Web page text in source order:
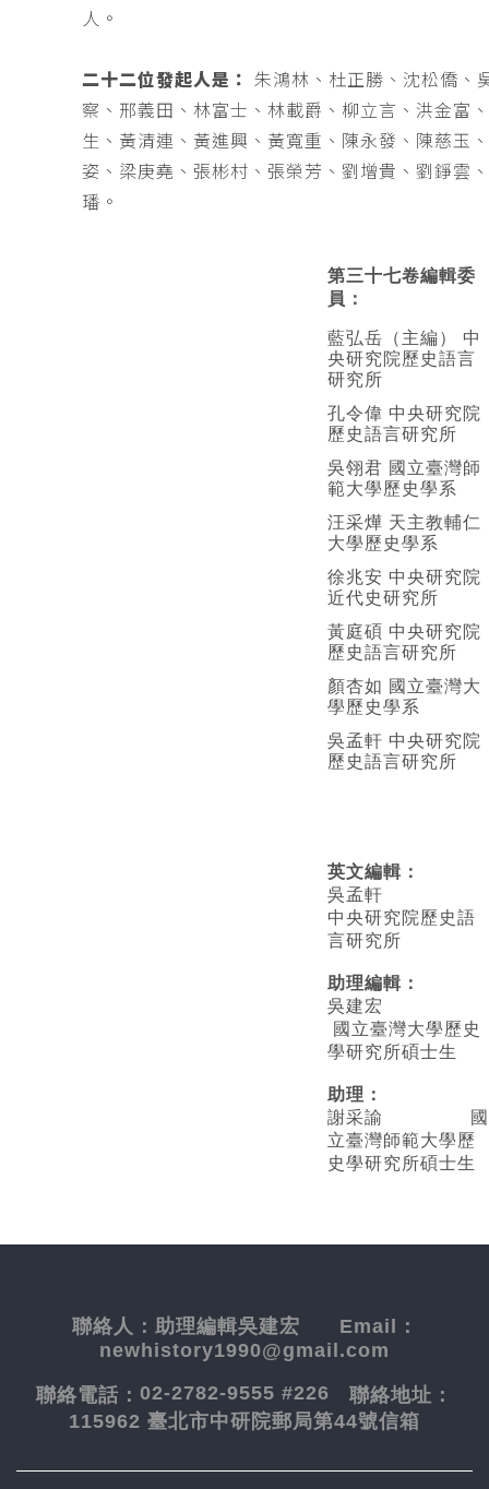
人。
二十二位發起人是：
朱鴻林、杜正勝、沈松僑、
察、邢義田、林富士、林載爵、柳立言、洪金富
生、黃清連、黃進興、黃寬重、陳永發、陳慈玉
姿、梁庚堯、張彬村、張榮芳、劉增貴、劉錚雲
璠。
第三十七卷編輯委
員：
藍弘岳（主編） 中
央研究院歷史語言
研究所
孔令偉 中央研究院
歷史語言研究所
吳翎君 國立臺灣師
範大學歷史學系
汪采燁 天主教輔仁
大學歷史學系
徐兆安 中央研究院
近代史研究所
黃庭碩 中央研究院
歷史語言研究所
顏杏如 國立臺灣大
學歷史學系
吳孟軒 中央研究院
歷史語言研究所
英文編輯 ：
吳孟軒
中央研究院歷史語
言研究所
助理編輯：
吳建宏
國立臺灣大學歷史
學研究所碩士生
助理：
謝采諭
國
立臺灣師範大學歷
史學研究所碩士生
聯絡人： 助理編輯吳建宏 Email：
newhistory1990@gmail.com
聯絡電話： 02-2782-9555 #226 聯絡地址：
115962 臺北市中研院郵局第44號信箱